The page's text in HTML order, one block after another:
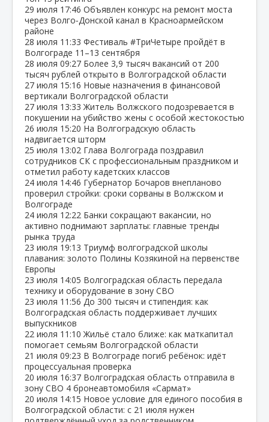
29 июля 17:46 Объявлен конкурс на ремонт моста
через Волго‑Донской канал в Красноармейском
районе
28 июля 11:33 Фестиваль #ТриЧетыре пройдёт в
Волгограде 11–13 сентября
28 июля 09:27 Более 3,9 тысяч вакансий от 200
тысяч рублей открыто в Волгоградской области
27 июля 15:16 Новые назначения в финансовой
вертикали Волгоградской области
27 июля 13:33 Житель Волжского подозревается в
покушении на убийство жены с особой жестокостью
26 июля 15:20 На Волгоградскую область
надвигается шторм
25 июля 13:02 Глава Волгограда поздравил
сотрудников СК с профессиональным праздником и
отметил работу кадетских классов
24 июля 14:46 Губернатор Бочаров внепланово
проверил стройки: сроки сорваны в Волжском и
Волгограде
24 июля 12:22 Банки сокращают вакансии, но
активно поднимают зарплаты: главные тренды
рынка труда
23 июля 19:13 Триумф волгоградской школы
плавания: золото Полины Козякиной на первенстве
Европы
23 июля 14:05 Волгоградская область передала
технику и оборудование в зону СВО
23 июля 11:56 До 300 тысяч и стипендия: как
Волгоградская область поддерживает лучших
выпускников
22 июля 11:10 Жильё стало ближе: как маткапитал
помогает семьям Волгоградской области
21 июля 09:23 В Волгограде погиб ребёнок: идёт
процессуальная проверка
20 июля 16:37 Волгоградская область отправила в
зону СВО 4 бронеавтомобиля «Сармат»
20 июля 14:15 Новое условие для единого пособия в
Волгоградской области: с 21 июля нужен